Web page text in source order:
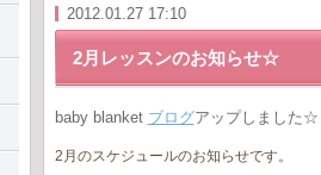
2012.01.27 17:10
2月レッスンのお知らせ☆
baby blanket ブログアップしました☆
2月のスケジュールのお知らせです。